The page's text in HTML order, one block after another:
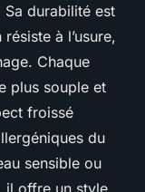
durabilité est
à l’usure,
Chaque
plus souple et
froissé
du
sensible ou
il offre un style